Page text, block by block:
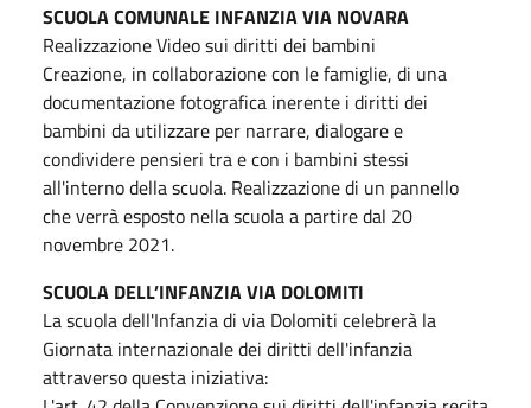
SCUOLA COMUNALE INFANZIA VIA NOVARA
Realizzazione Video sui diritti dei bambini
Creazione, in collaborazione con le famiglie, di una
documentazione fotografica inerente i diritti dei
bambini da utilizzare per narrare, dialogare e
condividere pensieri tra e con i bambini stessi
all'interno della scuola. Realizzazione di un pannello
che verrà esposto nella scuola a partire dal 20
novembre 2021.
SCUOLA DELL’INFANZIA VIA DOLOMITI
La scuola dell'Infanzia di via Dolomiti celebrerà la
Giornata internazionale dei diritti dell'infanzia
attraverso questa iniziativa: